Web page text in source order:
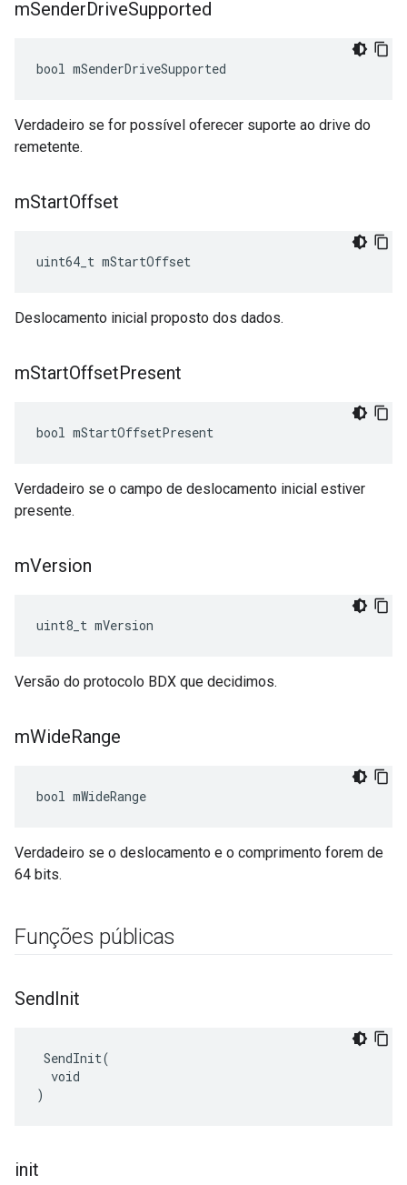
mSenderDriveSupported
bool mSenderDriveSupported
Verdadeiro se for possível oferecer suporte ao drive do
remetente.
mStartOffset
uint64_t mStartOffset
Deslocamento inicial proposto dos dados.
mStartOffsetPresent
bool mStartOffsetPresent
Verdadeiro se o campo de deslocamento inicial estiver
presente.
mVersion
uint8_t mVersion
Versão do protocolo BDX que decidimos.
mWideRange
bool mWideRange
Verdadeiro se o deslocamento e o comprimento forem de
64 bits.
Funções públicas
SendInit
SendInit(
  void
)
init